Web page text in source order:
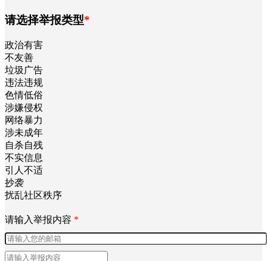
请选择举报类型*
政治有害
不友善
垃圾广告
违法违规
色情低俗
涉嫌侵权
网络暴力
涉未成年
自杀自残
不实信息
引人不适
抄袭
扰乱社区秩序
请输入举报内容 *